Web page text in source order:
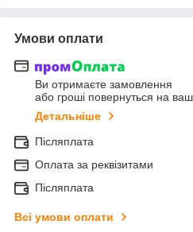
Умови оплати
Ви отримаєте замовлення
або гроші повернуться на
Детальніше
Післяплата
Оплата за реквізитами
Післяплата
Всі умови оплати